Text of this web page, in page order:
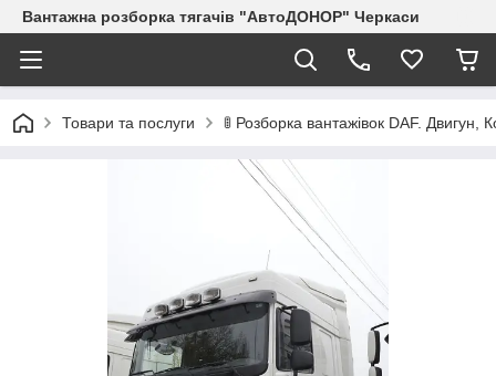
Вантажна розборка тягачів "АвтоДОНОР" Черкаси
Товари та послуги 🚦 Розборка вантажівок DAF.